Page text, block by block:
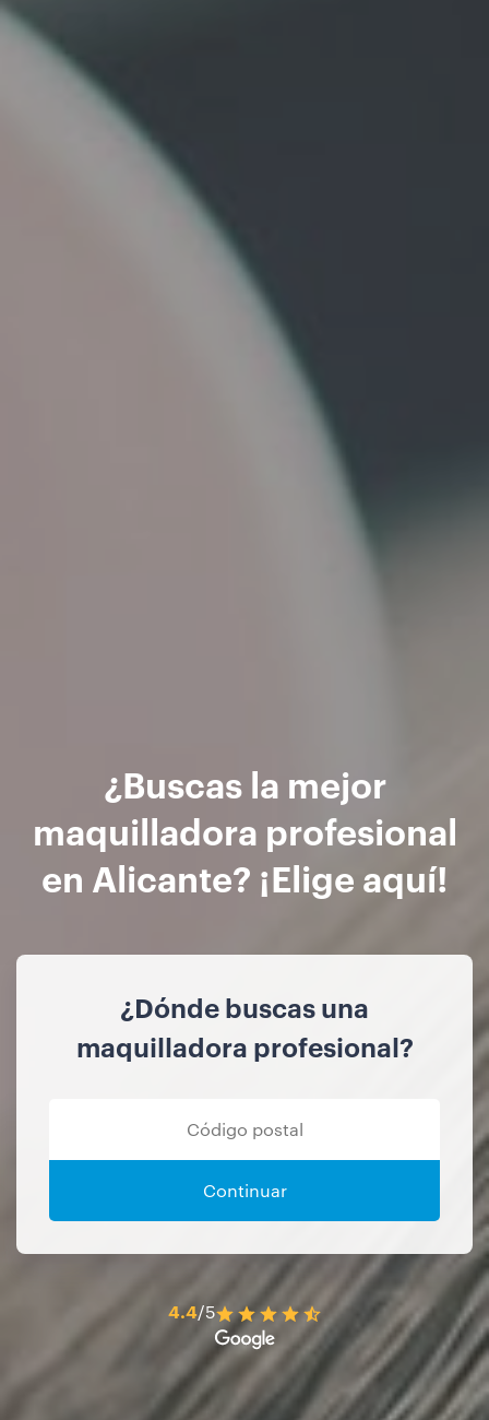
¿Buscas la mejor
maquilladora profesional
en Alicante? ¡Elige aquí!
¿Dónde buscas una
maquilladora profesional?
Continuar
4.4/5